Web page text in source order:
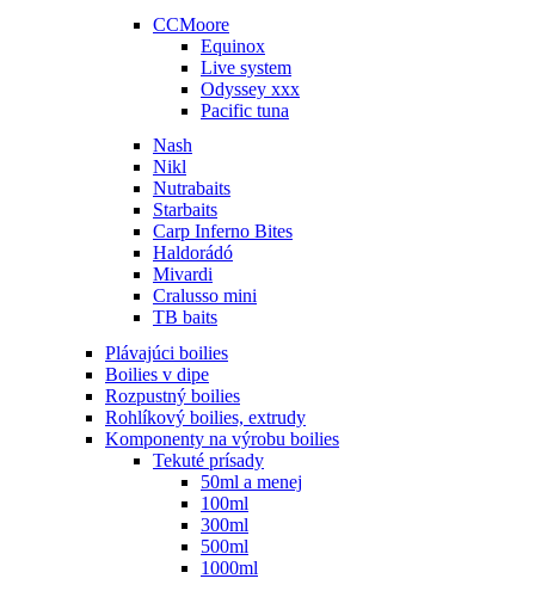
CCMoore
Equinox
Live system
Odyssey xxx
Pacific tuna
Nash
Nikl
Nutrabaits
Starbaits
Carp Inferno Bites
Haldorádó
Mivardi
Cralusso mini
TB baits
Plávajúci boilies
Boilies v dipe
Rozpustný boilies
Rohlíkový boilies, extrudy
Komponenty na výrobu boilies
Tekuté prísady
50ml a menej
100ml
300ml
500ml
1000ml